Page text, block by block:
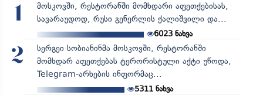
1
მოსკოვში, რესტორანში მომხდარი აფეთქებისას,
სავარაუდოდ, რუსი გენერლის ქალიშვილი და...
6023 ნახვა
2
სერგეი სობიანინმა მოსკოვში, რესტორანში
მომხდარ აფეთქებას ტერორისტული აქტი უწოდა,
Telegram-არხების ინფორმაც...
5311ნახვა